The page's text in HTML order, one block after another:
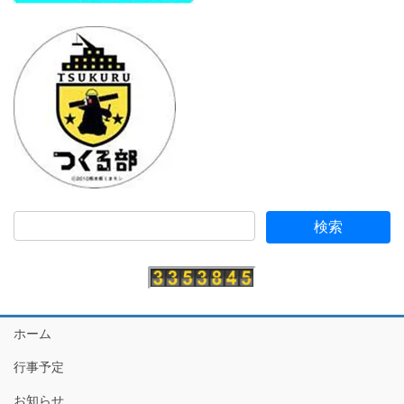
ホーム
行事予定
お知らせ